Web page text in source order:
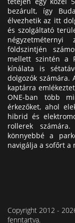
bezárult, így
élvezhetik az itt
és szolgáltató
földszintjén
mellett szintén a
kínálata is
dolgozók számára.
kaptárra
ONE-ban több
érkezőket, ahol
hibrid és
rollerek
könnyebbé a
navigálja a sofőrt a
Copyright 2012 -
fenntartva.